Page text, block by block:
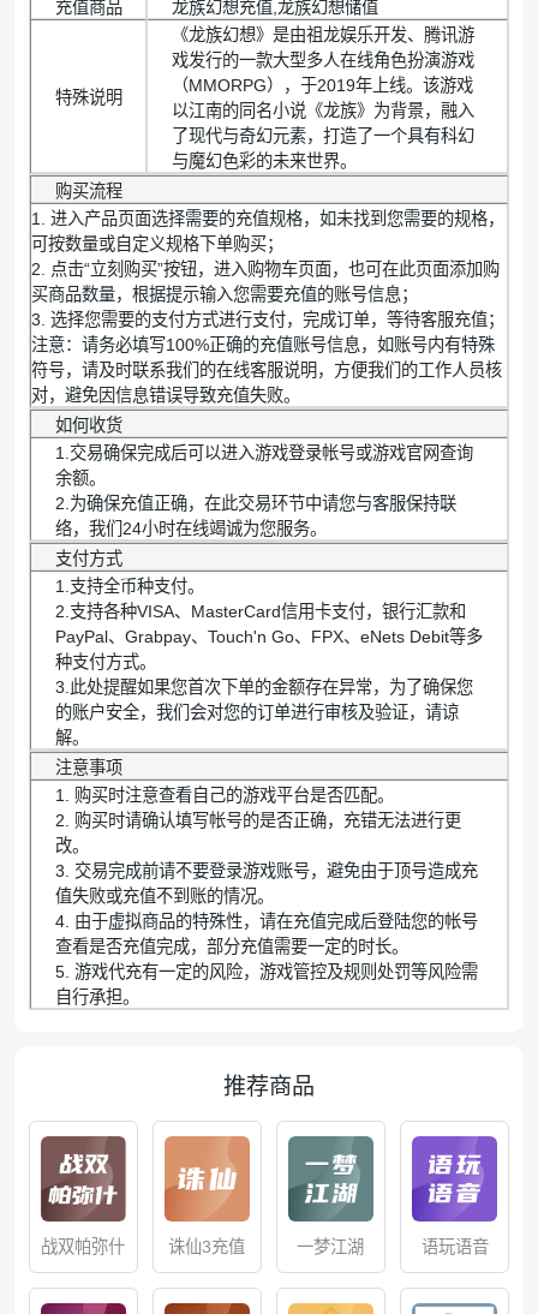
充值商品
龙族幻想充值,龙族幻想储值
特殊说明
《龙族幻想》是由祖龙娱乐开发、腾讯游
戏发行的一款大型多人在线角色扮演游戏
（MMORPG），于2019年上线。该游戏
以江南的同名小说《龙族》为背景，融入
了现代与奇幻元素，打造了一个具有科幻
与魔幻色彩的未来世界。
购买流程
1. 进入产品页面选择需要的充值规格，如未找到您需要的规格，
可按数量或自定义规格下单购买；
2. 点击“立刻购买”按钮，进入购物车页面，也可在此页面添加购
买商品数量，根据提示输入您需要充值的账号信息；
3. 选择您需要的支付方式进行支付，完成订单，等待客服充值；
注意：请务必填写100%正确的充值账号信息，如账号内有特殊
符号，请及时联系我们的在线客服说明，方便我们的工作人员核
对，避免因信息错误导致充值失败。
如何收货
1.交易确保完成后可以进入游戏登录帐号或游戏官网查询
余额。
2.为确保充值正确，在此交易环节中请您与客服保持联
络，我们24小时在线竭诚为您服务。
支付方式
1.支持全币种支付。
2.支持各种VISA、MasterCard信用卡支付，银行汇款和
PayPal、Grabpay、Touch'n Go、FPX、eNets Debit等多
种支付方式。
3.此处提醒如果您首次下单的金额存在异常，为了确保您
的账户安全，我们会对您的订单进行审核及验证，请谅
解。
注意事项
1. 购买时注意查看自己的游戏平台是否匹配。
2. 购买时请确认填写帐号的是否正确，充错无法进行更
改。
3. 交易完成前请不要登录游戏账号，避免由于顶号造成充
值失败或充值不到账的情况。
4. 由于虚拟商品的特殊性，请在充值完成后登陆您的帐号
查看是否充值完成，部分充值需要一定的时长。
5. 游戏代充有一定的风险，游戏管控及规则处罚等风险需
自行承担。
推荐商品
战双帕弥什 诛仙3充值 一梦江湖 语玩语音